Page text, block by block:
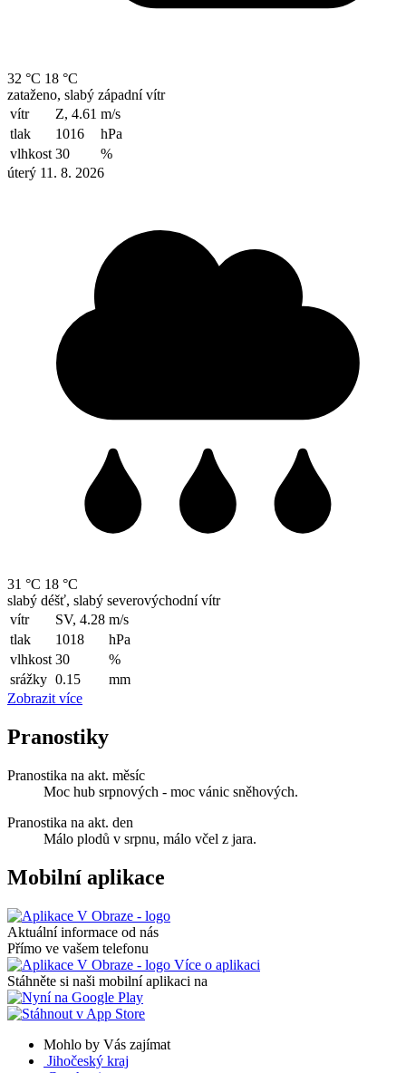
32 °C 18 °C
zataženo, slabý západní vítr
vítr
Z, 4.61 m/s
tlak
1016
hPa
vlhkost 30
%
úterý 11. 8. 2026
31 °C 18 °C
slabý déšť, slabý severovýchodní vítr
vítr
SV, 4.28 m/s
tlak
1018
hPa
vlhkost 30
%
srážky 0.15
mm
Zobrazit více
Pranostiky
Pranostika na akt. měsíc
Moc hub srpnových - moc vánic sněhových.
Pranostika na akt. den
Málo plodů v srpnu, málo včel z jara.
Mobilní aplikace
Aktuální informace od nás
Přímo ve vašem telefonu
Více o aplikaci
Stáhněte si naši mobilní aplikaci na
Mohlo by Vás zajímat
Jihočeský kraj